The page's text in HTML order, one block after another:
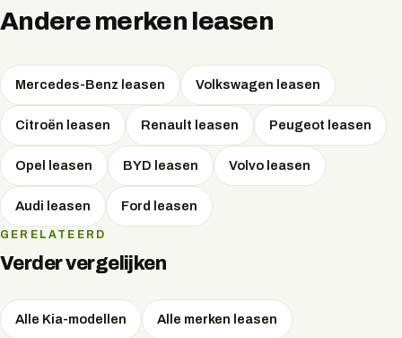
afhankelijk van looptijd en kilometers. Vraag uw offerte
Andere merken leasen
Mercedes-Benz leasen Volkswagen leasen
Citroën leasen Renault leasen Peugeot leasen
Opel leasen BYD leasen Volvo leasen
Audi leasen Ford leasen
GERELATEERD
Verder vergelijken
Alle Kia-modellen Alle merken leasen